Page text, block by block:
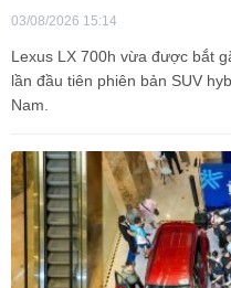
03/08/2026 15:14
Lexus LX 700h vừa được bắt
lần đầu tiên phiên bản SUV
Nam.